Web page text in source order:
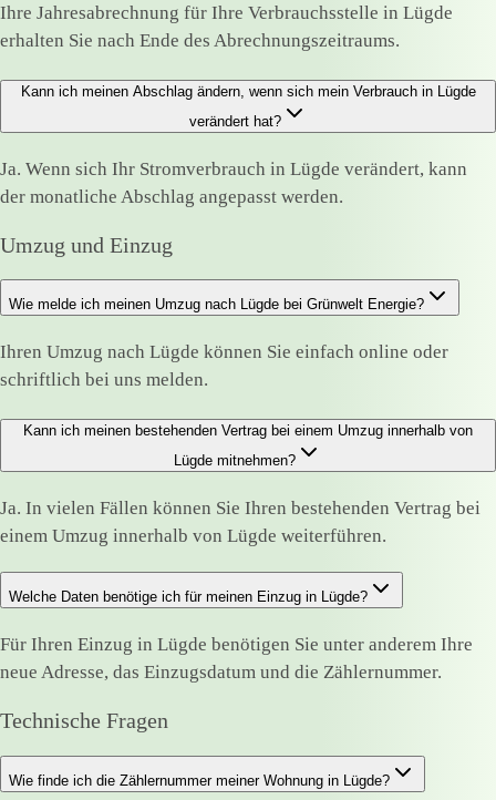
Ihre Jahresabrechnung für Ihre Verbrauchsstelle in Lügde
erhalten Sie nach Ende des Abrechnungszeitraums.
Kann ich meinen Abschlag ändern, wenn sich mein Verbrauch in Lügde
verändert hat?
Ja. Wenn sich Ihr Stromverbrauch in Lügde verändert, kann
der monatliche Abschlag angepasst werden.
Umzug und Einzug
Wie melde ich meinen Umzug nach Lügde bei Grünwelt Energie?
Ihren Umzug nach Lügde können Sie einfach online oder
schriftlich bei uns melden.
Kann ich meinen bestehenden Vertrag bei einem Umzug innerhalb von
Lügde mitnehmen?
Ja. In vielen Fällen können Sie Ihren bestehenden Vertrag bei
einem Umzug innerhalb von Lügde weiterführen.
Welche Daten benötige ich für meinen Einzug in Lügde?
Für Ihren Einzug in Lügde benötigen Sie unter anderem Ihre
neue Adresse, das Einzugsdatum und die Zählernummer.
Technische Fragen
Wie finde ich die Zählernummer meiner Wohnung in Lügde?